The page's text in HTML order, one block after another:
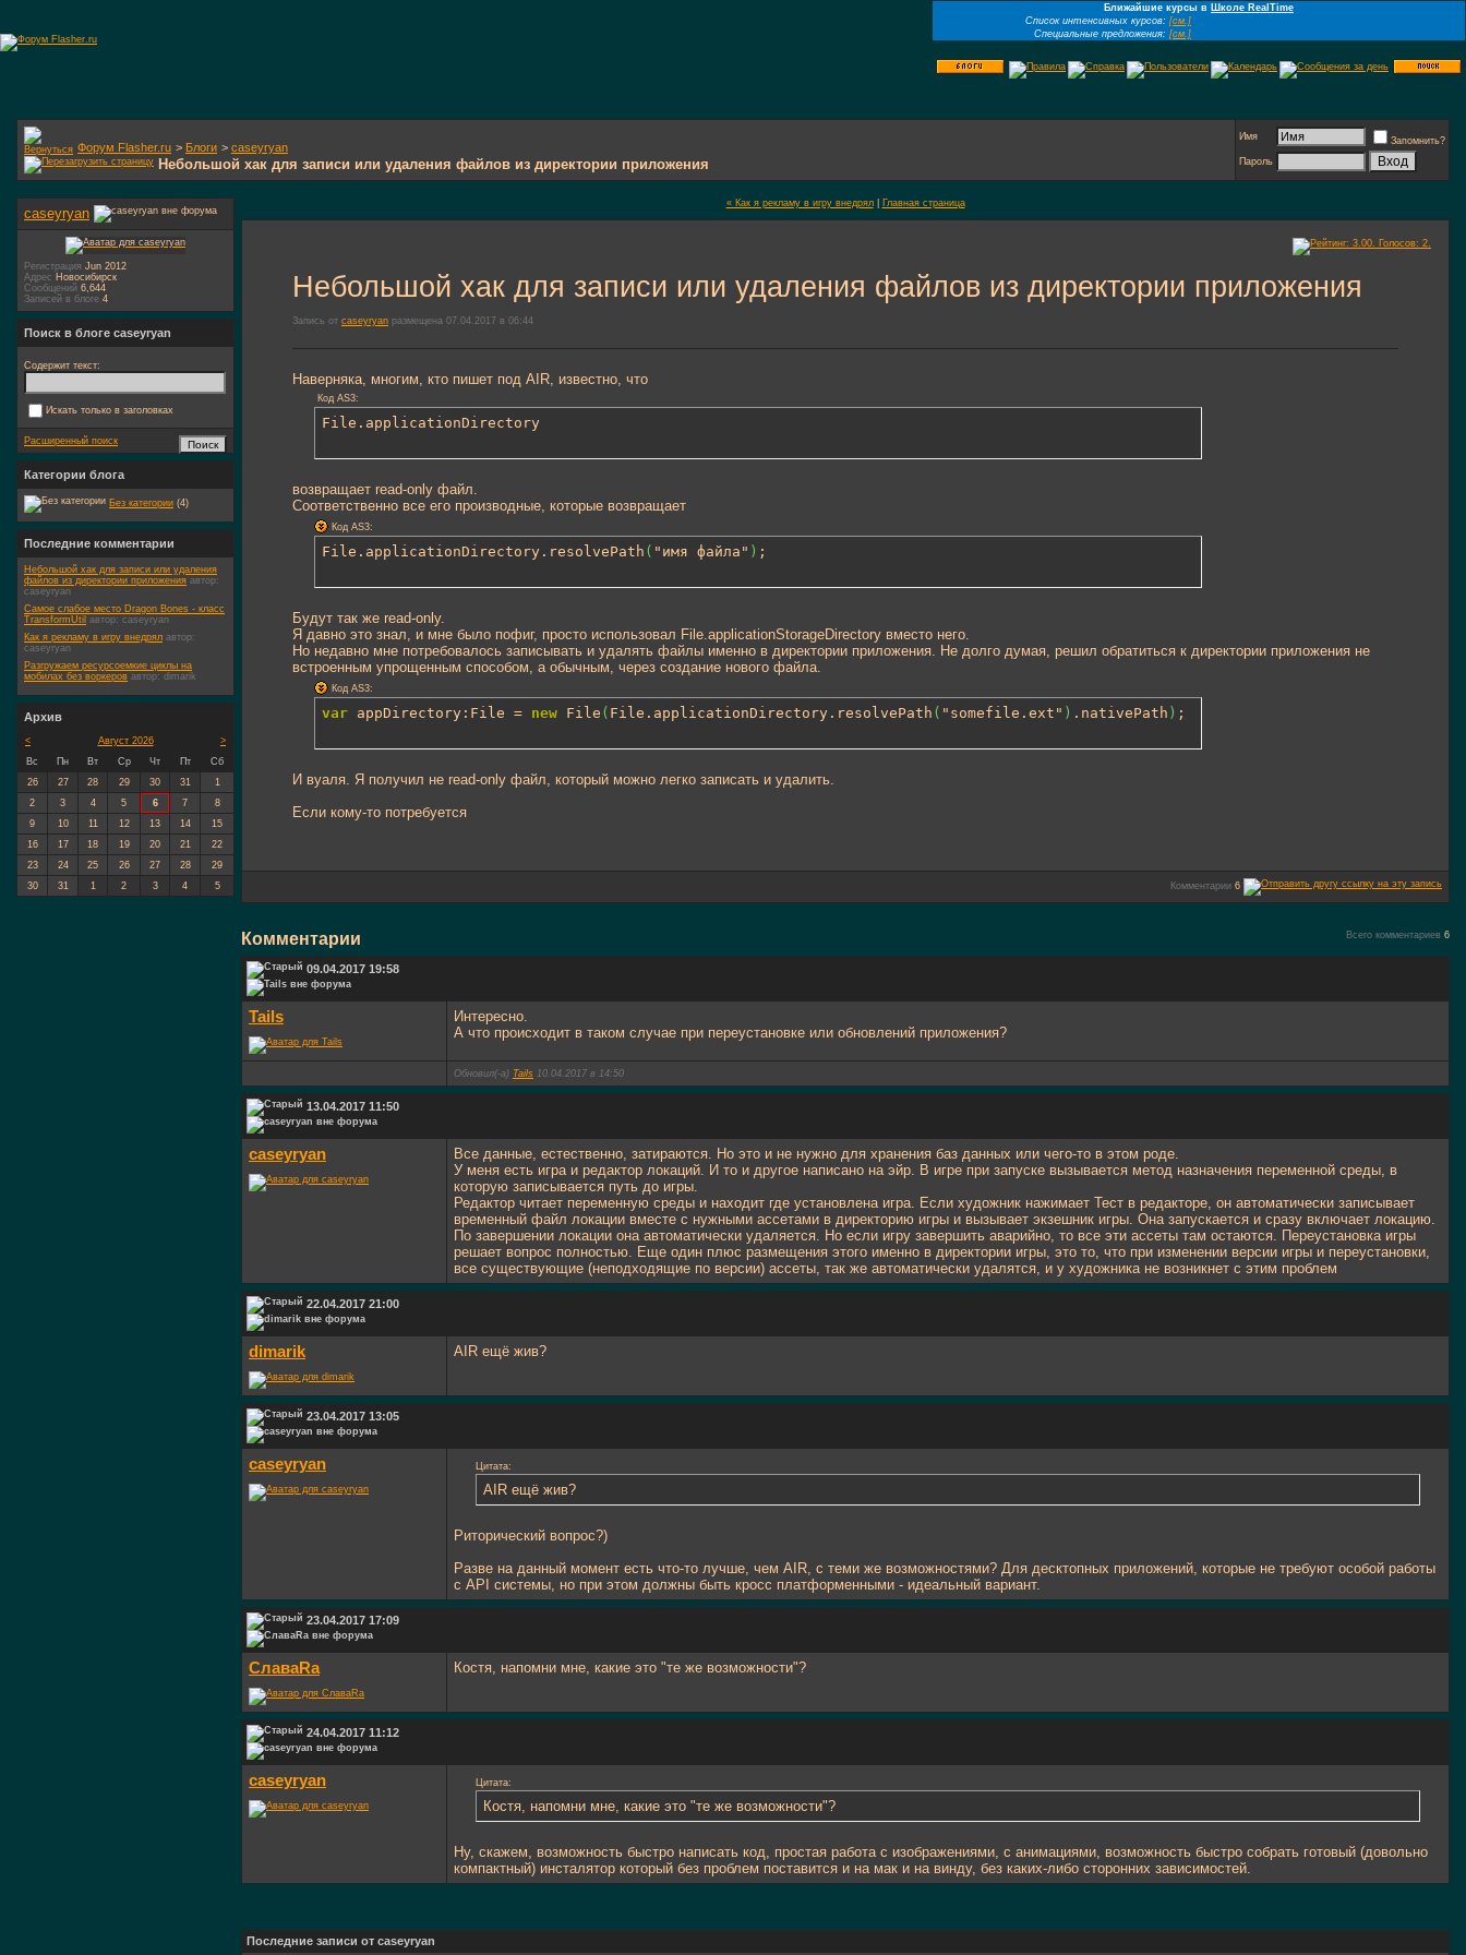
Ближайшие курсы в Школе RealTime
Список интенсивных курсов: [см.]
Специальные предложения: [см.]
Форум Flasher.ru > Блоги > caseyryan
Небольшой хак для записи или удаления файлов из директории приложения
Имя
Запомнить?
Пароль
« Как я рекламу в игру внедрял| Главная страница
Небольшой хак для записи или удаления файлов из директории приложения
Запись от caseyryan размещена 07.04.2017 в 06:44
Наверняка, многим, кто пишет под AIR, известно, что
Код AS3:
File.applicationDirectory
возвращает read-only файл.
Соответственно все его производные, которые возвращает
Код AS3:
File.applicationDirectory.resolvePath ( "имя файла" ) ;
Будут так же read-only.
Я давно это знал, и мне было пофиг, просто использовал File.applicationStorageDirectory вместо него.
Но недавно мне потребовалось записывать и удалять файлы именно в директории приложения. Не долго думая, решил обратиться к директории приложения не
встроенным упрощенным способом, а обычным, через создание нового файла.
Код AS3:
var appDirectory:File = new File ( File.applicationDirectory.resolvePath ( "somefile.ext" ) .nativePath ) ;
И вуаля. Я получил не read-only файл, который можно легко записать и удалить.
Если кому-то потребуется
Комментарии 6
Всего комментариев 6
Комментарии
09.04.2017 19:58
Tails
Интересно.
А что происходит в таком случае при переустановке или обновлений приложения?
Обновил(-а) Tails 10.04.2017 в 14:50
13.04.2017 11:50
caseyryan
Все данные, естественно, затираются. Но это и не нужно для хранения баз данных или чего-то в этом роде.
У меня есть игра и редактор локаций. И то и другое написано на эйр. В игре при запуске вызывается метод назначения переменной среды, в
которую записывается путь до игры.
Редактор читает переменную среды и находит где установлена игра. Если художник нажимает Тест в редакторе, он автоматически записывает
временный файл локации вместе с нужными ассетами в директорию игры и вызывает экзешник игры. Она запускается и сразу включает локацию.
По завершении локации она автоматически удаляется. Но если игру завершить аварийно, то все эти ассеты там остаются. Переустановка игры
решает вопрос полностью. Еще один плюс размещения этого именно в директории игры, это то, что при изменении версии игры и переустановки,
все существующие (неподходящие по версии) ассеты, так же автоматически удалятся, и у художника не возникнет с этим проблем
22.04.2017 21:00
dimarik AIR ещё жив?
23.04.2017 13:05
caseyryan Цитата:
AIR ещё жив?
Риторический вопрос?)
Разве на данный момент есть что-то лучше, чем AIR, с теми же возможностями? Для десктопных приложений, которые не требуют особой работы
с API системы, но при этом должны быть кросс платформенными - идеальный вариант.
23.04.2017 17:09
СлаваRa Костя, напомни мне, какие это "те же возможности"?
24.04.2017 11:12
caseyryan Цитата:
Костя, напомни мне, какие это "те же возможности"?
Ну, скажем, возможность быстро написать код, простая работа с изображениями, с анимациями, возможность быстро собрать готовый (довольно
компактный) инсталятор который без проблем поставится и на мак и на винду, без каких-либо сторонних зависимостей.
Последние записи от caseyryan
caseyryan
Регистрация Jun 2012
Адрес Новосибирск
Сообщений 6,644
Записей в блоге 4
Поиск в блоге caseyryan
Содержит текст:
Искать только в заголовках
Расширенный поиск
Категории блога
Без категории (4)
Последние комментарии
Небольшой хак для записи или удаления
файлов из директории приложения автор:
caseyryan
Самое слабое место Dragon Bones - класс
TransformUtil автор: caseyryan
Как я рекламу в игру внедрял автор:
caseyryan
Разгружаем ресурсоемкие циклы на
мобилах без воркеров автор: dimarik
Архив
< >
Август 2026
Вс
Пн Вт Ср Чт Пт
Сб
26
27 28 29 30 31
1
2
3 4 5 6 7
8
9
10 11 12 13 14
15
16
17 18 19 20 21
22
23
24 25 26 27 28
29
30
31 1 2 3 4 5